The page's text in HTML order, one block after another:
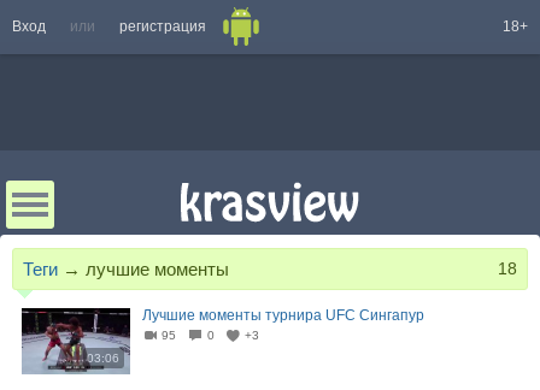
Вход или регистрация 18+
Теги → лучшие моменты 18
03:06
Лучшие моменты турнира UFC Сингапур
95 0 +3